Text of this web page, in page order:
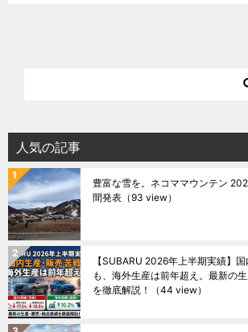
人気の記事
豊富な雪を。ネコママウンテン
間発表 （93 view）
【SUBARU 2026年上半期実績】
も、海外生産は前年超え。最新の
を徹底解説！
（44 view）